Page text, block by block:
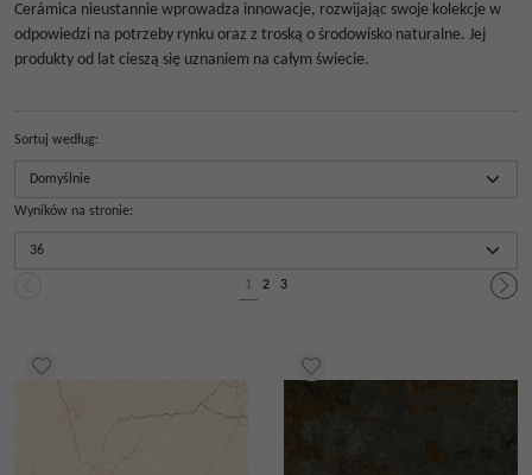
Cerámica nieustannie wprowadza innowacje, rozwijając swoje kolekcje w
odpowiedzi na potrzeby rynku oraz z troską o środowisko naturalne. Jej
produkty od lat cieszą się uznaniem na całym świecie.
Sortuj według:
Wyników na stronie:
1 2 3